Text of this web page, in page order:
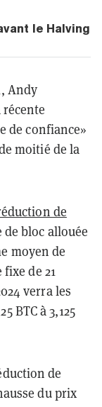
le Halving
Andy
de confiance»
moitié de la
de
bloc allouée
moyen de
de 21
verra les
BTC à 3,125
de
du prix